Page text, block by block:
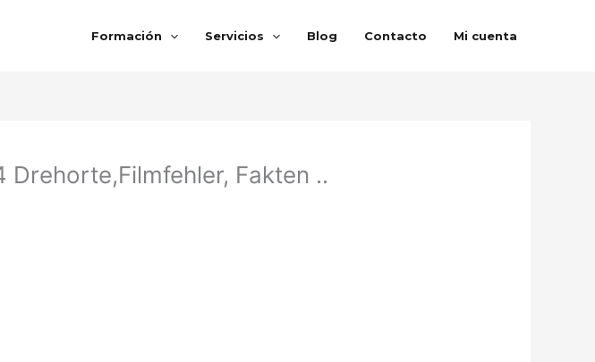
Formación Servicios Blog Contacto Mi cuenta
Fakten ..